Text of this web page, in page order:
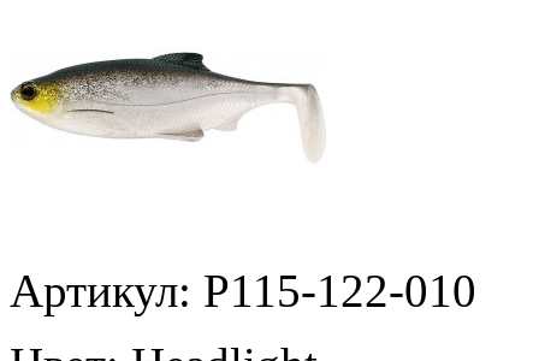
Артикул: P115-122-010